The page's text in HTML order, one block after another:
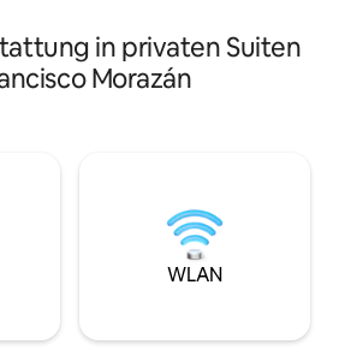
in privaten Suiten
Morazán
WLAN